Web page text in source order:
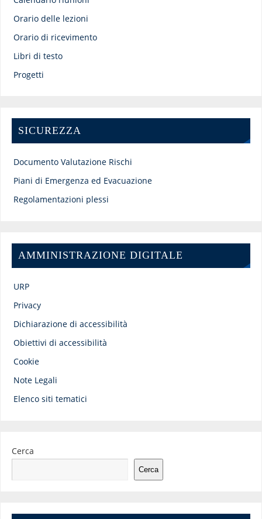
Orario delle lezioni
Orario di ricevimento
Libri di testo
Progetti
SICUREZZA
Documento Valutazione Rischi
Piani di Emergenza ed Evacuazione
Regolamentazioni plessi
AMMINISTRAZIONE DIGITALE
URP
Privacy
Dichiarazione di accessibilità
Obiettivi di accessibilità
Cookie
Note Legali
Elenco siti tematici
Cerca
Cerca